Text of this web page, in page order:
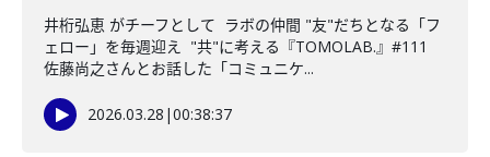
井桁弘恵 がチーフとして ラボの仲間 "友"だちとなる「フ
ェロー」を毎週迎え "共"に考える『TOMOLAB.』#111
佐藤尚之さんとお話した「コミュニケ...
2026.03.28 |00:38:37